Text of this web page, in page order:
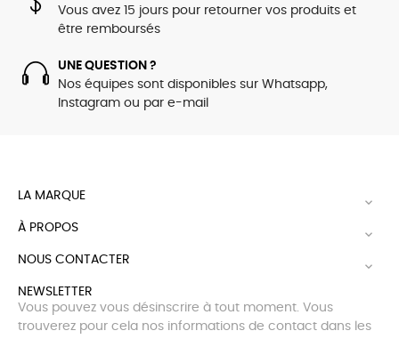
Vous avez 15 jours pour retourner vos produits et
être remboursés
UNE QUESTION ?
Nos équipes sont disponibles sur Whatsapp,
Instagram ou par e-mail
LA MARQUE 
À PROPOS 
NOUS CONTACTER 
NEWSLETTER
Vous pouvez vous désinscrire à tout moment. Vous
trouverez pour cela nos informations de contact dans les